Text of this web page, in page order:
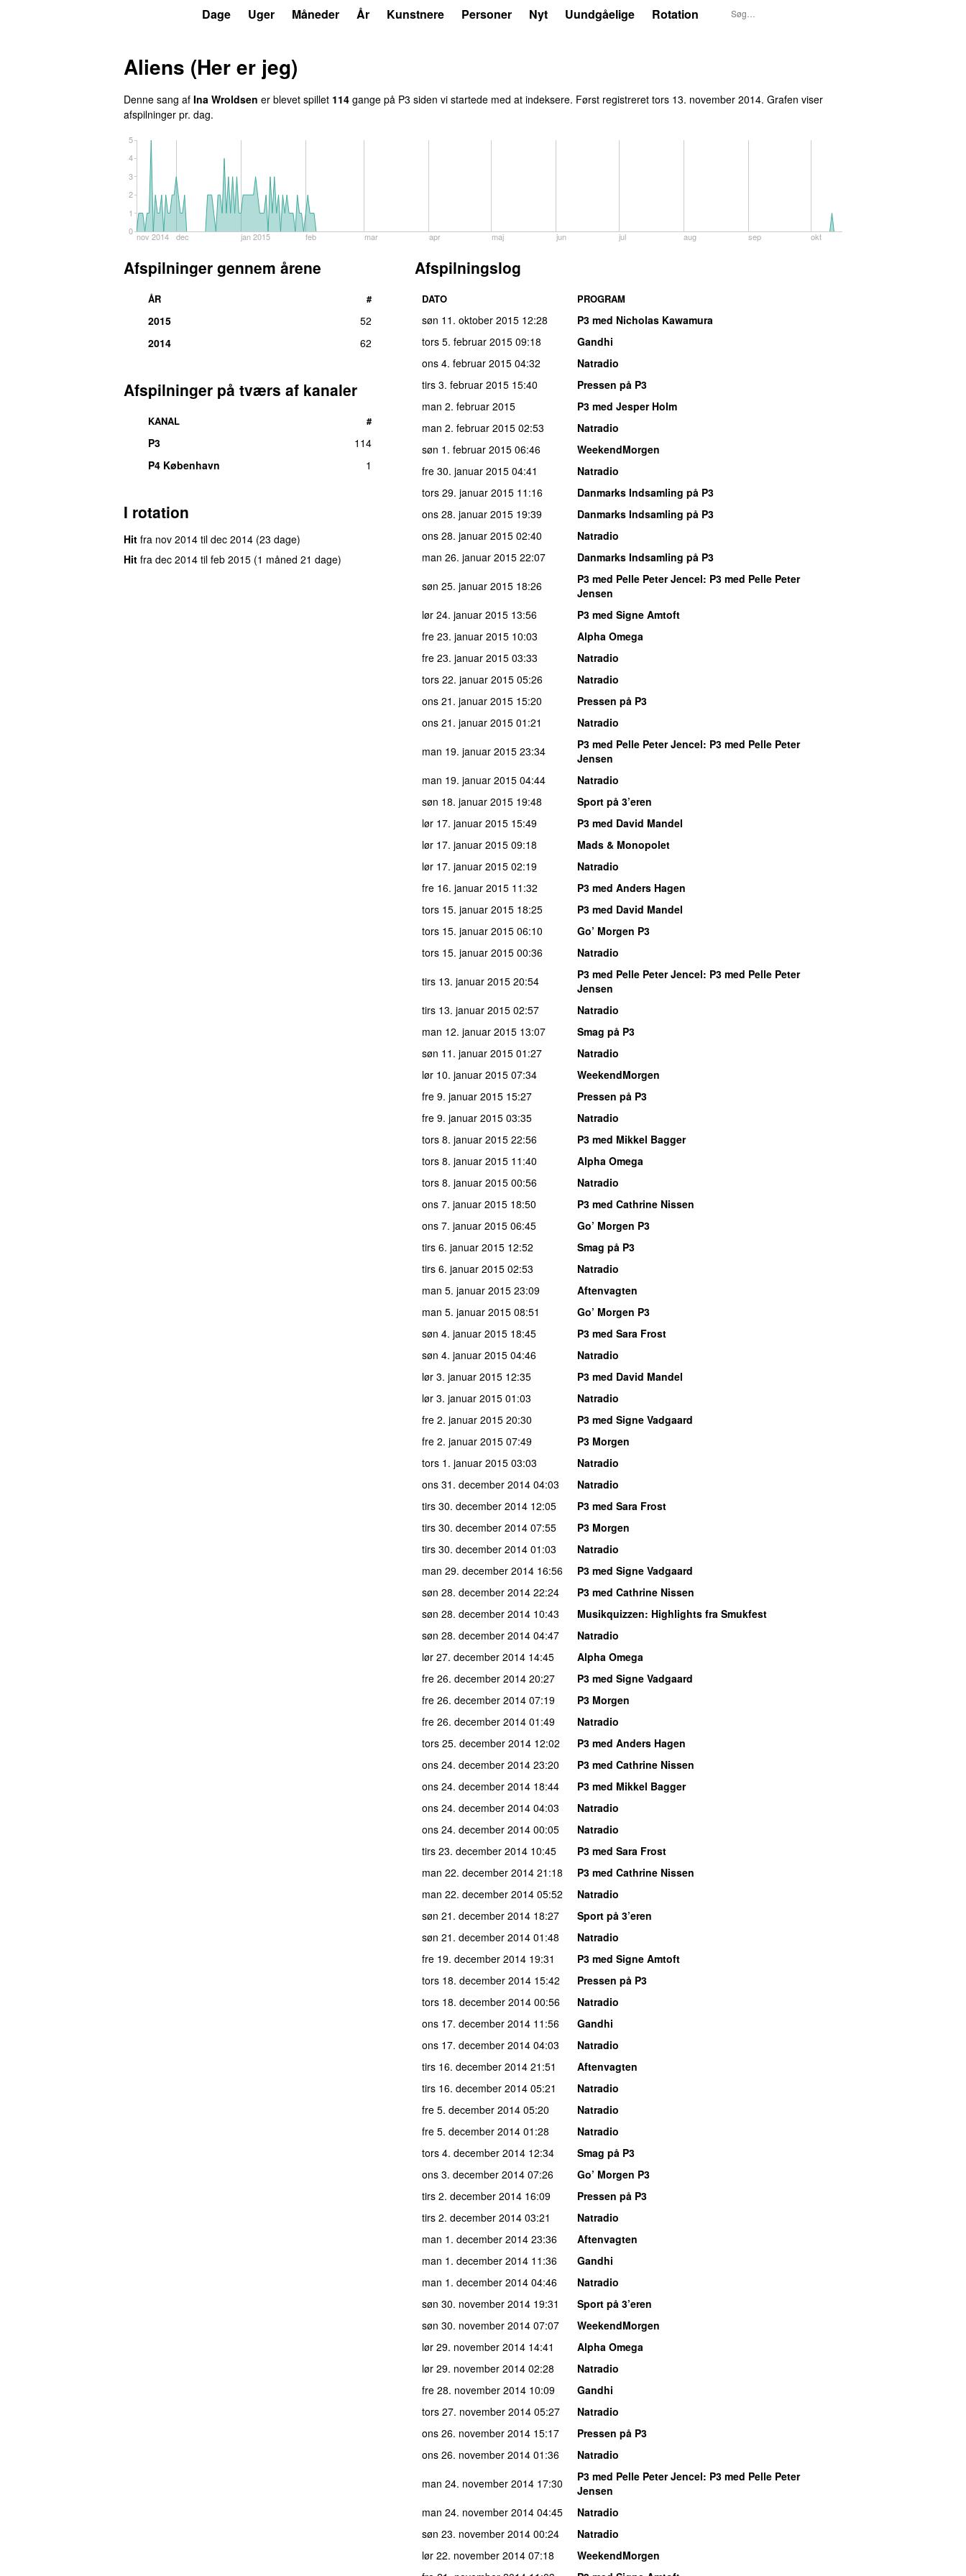
Dage Uger Måneder År Kunstnere Personer Nyt Uundgåelige Rotation
Aliens (Her er jeg)
Denne sang af Ina Wroldsen er blevet spillet 114 gange på P3 siden vi startede med at indeksere. Først registreret tors 13. november 2014. Grafen viser
afspilninger pr. dag.
nov 2014 dec jan 2015 feb mar apr maj jun jul aug sep okt
0
1
2
3
4
5
Afspilninger gennem årene
ÅR #
2015
52
2014
62
Afspilninger på tværs af kanaler
KANAL #
P3
114
P4 København
1
I rotation
Hit fra nov 2014 til dec 2014 (23 dage)
Hit fra dec 2014 til feb 2015 (1 måned 21 dage)
Afspilningslog
DATO PROGRAM
søn 11. oktober 2015 12:28
P3 med Nicholas Kawamura
tors 5. februar 2015 09:18
Gandhi
ons 4. februar 2015 04:32
Natradio
tirs 3. februar 2015 15:40
Pressen på P3
man 2. februar 2015
P3 med Jesper Holm
man 2. februar 2015 02:53
Natradio
søn 1. februar 2015 06:46
WeekendMorgen
fre 30. januar 2015 04:41
Natradio
tors 29. januar 2015 11:16
Danmarks Indsamling på P3
ons 28. januar 2015 19:39
Danmarks Indsamling på P3
ons 28. januar 2015 02:40
Natradio
man 26. januar 2015 22:07
Danmarks Indsamling på P3
søn 25. januar 2015 18:26 P3 med Pelle Peter Jencel: P3 med Pelle Peter
Jensen
lør 24. januar 2015 13:56
P3 med Signe Amtoft
fre 23. januar 2015 10:03
Alpha Omega
fre 23. januar 2015 03:33
Natradio
tors 22. januar 2015 05:26
Natradio
ons 21. januar 2015 15:20
Pressen på P3
ons 21. januar 2015 01:21
Natradio
man 19. januar 2015 23:34 P3 med Pelle Peter Jencel: P3 med Pelle Peter
Jensen
man 19. januar 2015 04:44
Natradio
søn 18. januar 2015 19:48
Sport på 3’eren
lør 17. januar 2015 15:49
P3 med David Mandel
lør 17. januar 2015 09:18
Mads & Monopolet
lør 17. januar 2015 02:19
Natradio
fre 16. januar 2015 11:32
P3 med Anders Hagen
tors 15. januar 2015 18:25
P3 med David Mandel
tors 15. januar 2015 06:10
Go’ Morgen P3
tors 15. januar 2015 00:36
Natradio
tirs 13. januar 2015 20:54 P3 med Pelle Peter Jencel: P3 med Pelle Peter
Jensen
tirs 13. januar 2015 02:57
Natradio
man 12. januar 2015 13:07
Smag på P3
søn 11. januar 2015 01:27
Natradio
lør 10. januar 2015 07:34
WeekendMorgen
fre 9. januar 2015 15:27
Pressen på P3
fre 9. januar 2015 03:35
Natradio
tors 8. januar 2015 22:56
P3 med Mikkel Bagger
tors 8. januar 2015 11:40
Alpha Omega
tors 8. januar 2015 00:56
Natradio
ons 7. januar 2015 18:50
P3 med Cathrine Nissen
ons 7. januar 2015 06:45
Go’ Morgen P3
tirs 6. januar 2015 12:52
Smag på P3
tirs 6. januar 2015 02:53
Natradio
man 5. januar 2015 23:09
Aftenvagten
man 5. januar 2015 08:51
Go’ Morgen P3
søn 4. januar 2015 18:45
P3 med Sara Frost
søn 4. januar 2015 04:46
Natradio
lør 3. januar 2015 12:35
P3 med David Mandel
lør 3. januar 2015 01:03
Natradio
fre 2. januar 2015 20:30
P3 med Signe Vadgaard
fre 2. januar 2015 07:49
P3 Morgen
tors 1. januar 2015 03:03
Natradio
ons 31. december 2014 04:03
Natradio
tirs 30. december 2014 12:05
P3 med Sara Frost
tirs 30. december 2014 07:55
P3 Morgen
tirs 30. december 2014 01:03
Natradio
man 29. december 2014 16:56
P3 med Signe Vadgaard
søn 28. december 2014 22:24
P3 med Cathrine Nissen
søn 28. december 2014 10:43 Musikquizzen: Highlights fra Smukfest
søn 28. december 2014 04:47
Natradio
lør 27. december 2014 14:45
Alpha Omega
fre 26. december 2014 20:27
P3 med Signe Vadgaard
fre 26. december 2014 07:19
P3 Morgen
fre 26. december 2014 01:49
Natradio
tors 25. december 2014 12:02
P3 med Anders Hagen
ons 24. december 2014 23:20
P3 med Cathrine Nissen
ons 24. december 2014 18:44
P3 med Mikkel Bagger
ons 24. december 2014 04:03
Natradio
ons 24. december 2014 00:05
Natradio
tirs 23. december 2014 10:45
P3 med Sara Frost
man 22. december 2014 21:18
P3 med Cathrine Nissen
man 22. december 2014 05:52
Natradio
søn 21. december 2014 18:27
Sport på 3’eren
søn 21. december 2014 01:48
Natradio
fre 19. december 2014 19:31
P3 med Signe Amtoft
tors 18. december 2014 15:42
Pressen på P3
tors 18. december 2014 00:56
Natradio
ons 17. december 2014 11:56
Gandhi
ons 17. december 2014 04:03
Natradio
tirs 16. december 2014 21:51
Aftenvagten
tirs 16. december 2014 05:21
Natradio
fre 5. december 2014 05:20
Natradio
fre 5. december 2014 01:28
Natradio
tors 4. december 2014 12:34
Smag på P3
ons 3. december 2014 07:26
Go’ Morgen P3
tirs 2. december 2014 16:09
Pressen på P3
tirs 2. december 2014 03:21
Natradio
man 1. december 2014 23:36
Aftenvagten
man 1. december 2014 11:36
Gandhi
man 1. december 2014 04:46
Natradio
søn 30. november 2014 19:31
Sport på 3’eren
søn 30. november 2014 07:07
WeekendMorgen
lør 29. november 2014 14:41
Alpha Omega
lør 29. november 2014 02:28
Natradio
fre 28. november 2014 10:09
Gandhi
tors 27. november 2014 05:27
Natradio
ons 26. november 2014 15:17
Pressen på P3
ons 26. november 2014 01:36
Natradio
man 24. november 2014 17:30 P3 med Pelle Peter Jencel: P3 med Pelle Peter
Jensen
man 24. november 2014 04:45
Natradio
søn 23. november 2014 00:24
Natradio
lør 22. november 2014 07:18
WeekendMorgen